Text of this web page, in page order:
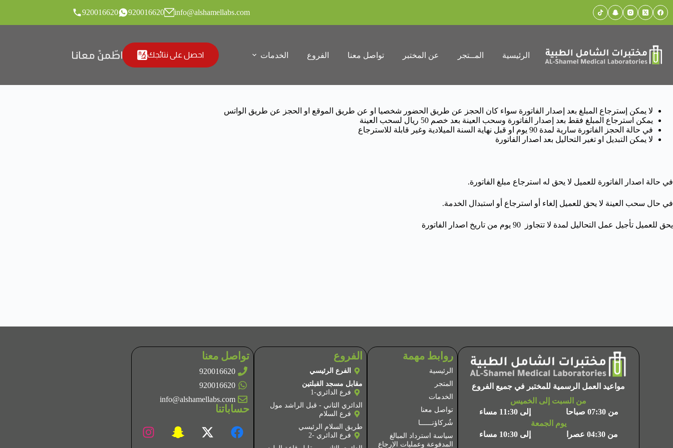
info@alshamellabs.com
920016620
920016620
الرئيسية المــتجر عن المختبر تواصل معنا الفروع الخدمات المقالات
احصل على نتائجك
لا يمكن إسترجاع المبلغ بعد إصدار الفاتورة سواء كان الحجز عن طريق الحضور شخصيا او عن طريق الموقع او الحجز عن طريق الواتس
يمكن استرجاع المبلغ فقط بعد إصدار الفاتورة وسحب العينة بعد خصم 50 ريال لسحب العينة
في حالة الحجز الفاتورة سارية لمدة 90 يوم او قبل نهاية السنة الميلادية وغير قابلة للاسترجاع
لا يمكن التبديل او تغير التحاليل بعد اصدار الفاتورة
في حالة اصدار الفاتورة للعميل لا يحق له استرجاع مبلغ الفاتورة.
في حال سحب العينة لا يحق للعميل إلغاء أو استرجاع أو استبدال الخدمة.
يحق للعميل تأجيل عمل التحاليل لمدة لا تتجاوز 90 يوم من تاريخ اصدار الفاتورة
مواعيد العمل الرسمية للمختبر في جميع الفروع
من السبت إلى الخميس
من 07:30 صباحا
إلى 11:30 مساء
يوم الجمعة
من 04:30 عصرا
إلى 10:30 مساء
روابط مهمة
الرئيسية
المتجر
الخدمات
تواصل معنا
شُركاؤنــــــا
سياسة استرداد المبالغ
المدفوعة وعمليات الإرجاع
الفروع
الفرع الرئيسي
مقابل مسجد القبلتين
فرع الدائري-1
الدائري الثاني - قبل الراشد مول
فرع السلام
طريق السلام الرئيسي
فرع الدائري -2
تواصل معنا
920016620
920016620
info@alshamellabs.com
حساباتنا